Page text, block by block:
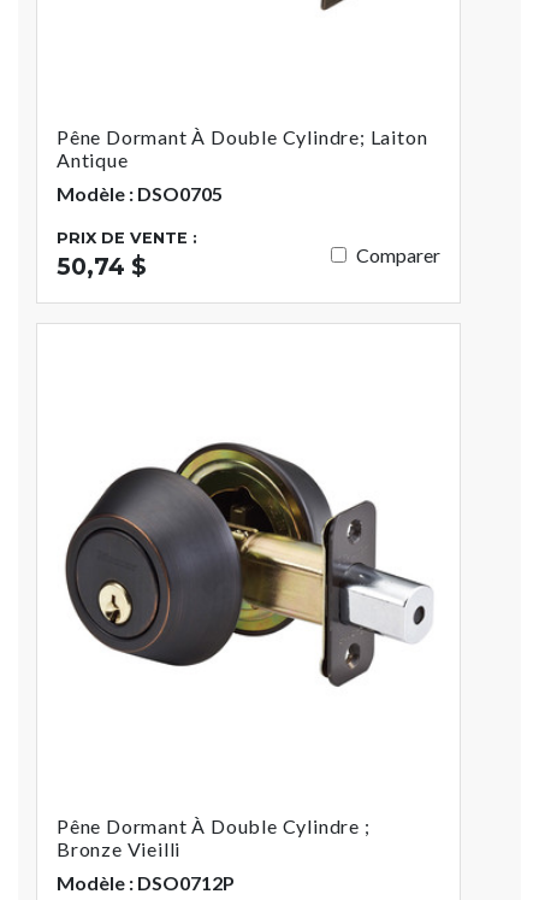
Pêne Dormant À Double Cylindre; Laiton
Antique
Modèle : DSO0705
PRIX DE VENTE :
50,74 $ Comparer
Pêne Dormant À Double Cylindre ;
Bronze Vieilli
Modèle : DSO0712P